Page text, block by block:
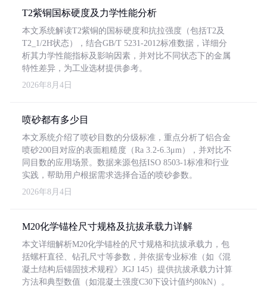
T2紫铜国标硬度及力学性能分析
本文系统解读T2紫铜的国标硬度和抗拉强度（包括T2及
T2_1/2H状态），结合GB/T 5231-2012标准数据，详细分
析其力学性能指标及影响因素，并对比不同状态下的金属
特性差异，为工业选材提供参考。
2026年8月4日
喷砂都有多少目
本文系统介绍了喷砂目数的分级标准，重点分析了铝合金
喷砂200目对应的表面粗糙度（Ra 3.2-6.3μm），并对比不
同目数的应用场景。数据来源包括ISO 8503-1标准和行业
实践，帮助用户根据需求选择合适的喷砂参数。
2026年8月4日
M20化学锚栓尺寸规格及抗拔承载力详解
本文详细解析M20化学锚栓的尺寸规格和抗拔承载力，包
括螺杆直径、钻孔尺寸等参数，并依据专业标准（如《混
凝土结构后锚固技术规程》JGJ 145）提供抗拔承载力计算
方法和典型数值（如混凝土强度C30下设计值约80kN）。